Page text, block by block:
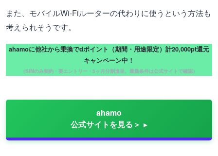
また、モバイルWi-Fiルーターの代わりに使うという方法も
考えられそうです。
ahamoに他社から乗換でdポイント（期間・用途限定）計20,000pt還元
キャンペーン中！
（SIMのみ契約・要エントリー・5ヶ月分割進呈。最新条件は公式サイトで確認）
ahamo
公式サイトを見る＞